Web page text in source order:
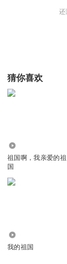
还
猜你喜欢
祖国啊，我亲爱的祖
国
我的祖国